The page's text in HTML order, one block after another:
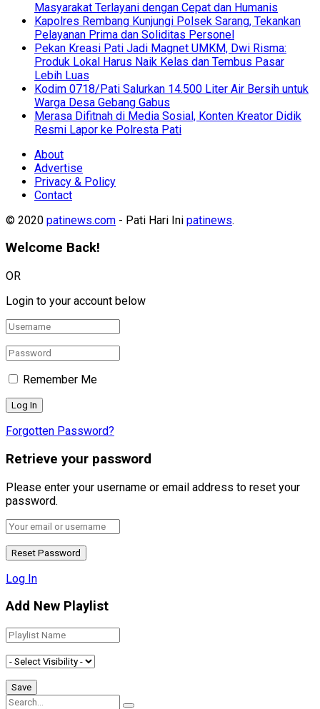
Masyarakat Terlayani dengan Cepat dan Humanis
Kapolres Rembang Kunjungi Polsek Sarang, Tekankan
Pelayanan Prima dan Soliditas Personel
Pekan Kreasi Pati Jadi Magnet UMKM, Dwi Risma:
Produk Lokal Harus Naik Kelas dan Tembus Pasar
Lebih Luas
Kodim 0718/Pati Salurkan 14.500 Liter Air Bersih untuk
Warga Desa Gebang Gabus
Merasa Difitnah di Media Sosial, Konten Kreator Didik
Resmi Lapor ke Polresta Pati
About
Advertise
Privacy & Policy
Contact
© 2020 patinews.com - Pati Hari Ini patinews.
Welcome Back!
OR
Login to your account below
Remember Me
Forgotten Password?
Retrieve your password
Please enter your username or email address to reset your
password.
Log In
Add New Playlist